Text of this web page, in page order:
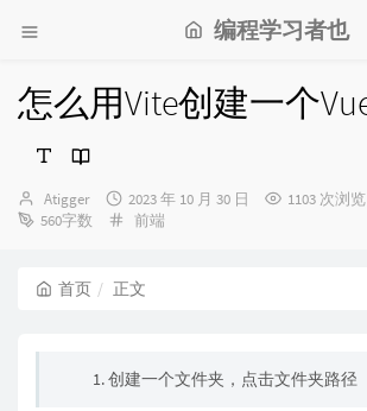
编程学习者也
怎么用Vite创建一个
博
主：
Atigger
发
布
2023 年 10 月 30 日 1103 次浏览
560字数
分
前端
首页 正文
1. 创建一个文件夹，点击文件夹路径